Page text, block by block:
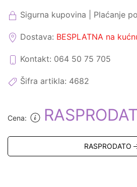
Sigurna kupovina | Plaćanje
Dostava: BESPLATNA na
Kontakt: 064 50 75 705
Šifra artikla: 4682
Cena:
RASPRODATO